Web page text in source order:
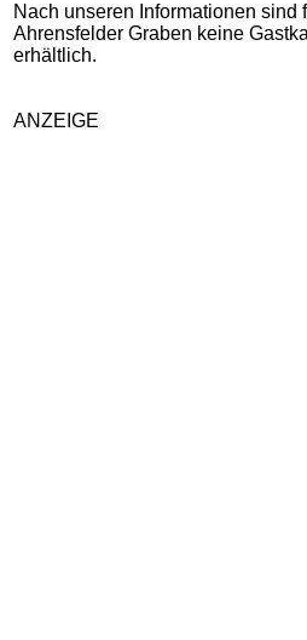
Nach unseren Informationen sind
Ahrensfelder Graben keine
erhältlich.
ANZEIGE